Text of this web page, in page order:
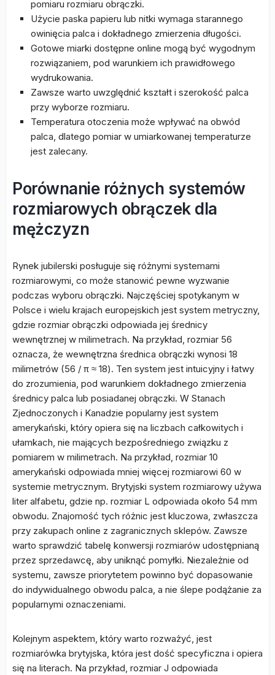
pomiaru rozmiaru obrączki.
Użycie paska papieru lub nitki wymaga starannego
owinięcia palca i dokładnego zmierzenia długości.
Gotowe miarki dostępne online mogą być wygodnym
rozwiązaniem, pod warunkiem ich prawidłowego
wydrukowania.
Zawsze warto uwzględnić kształt i szerokość palca
przy wyborze rozmiaru.
Temperatura otoczenia może wpływać na obwód
palca, dlatego pomiar w umiarkowanej temperaturze
jest zalecany.
Porównanie różnych systemów
rozmiarowych obrączek dla
mężczyzn
Rynek jubilerski posługuje się różnymi systemami
rozmiarowymi, co może stanowić pewne wyzwanie
podczas wyboru obrączki. Najczęściej spotykanym w
Polsce i wielu krajach europejskich jest system metryczny,
gdzie rozmiar obrączki odpowiada jej średnicy
wewnętrznej w milimetrach. Na przykład, rozmiar 56
oznacza, że wewnętrzna średnica obrączki wynosi 18
milimetrów (56 / π ≈ 18). Ten system jest intuicyjny i łatwy
do zrozumienia, pod warunkiem dokładnego zmierzenia
średnicy palca lub posiadanej obrączki. W Stanach
Zjednoczonych i Kanadzie popularny jest system
amerykański, który opiera się na liczbach całkowitych i
ułamkach, nie mających bezpośredniego związku z
pomiarem w milimetrach. Na przykład, rozmiar 10
amerykański odpowiada mniej więcej rozmiarowi 60 w
systemie metrycznym. Brytyjski system rozmiarowy używa
liter alfabetu, gdzie np. rozmiar L odpowiada około 54 mm
obwodu. Znajomość tych różnic jest kluczowa, zwłaszcza
przy zakupach online z zagranicznych sklepów. Zawsze
warto sprawdzić tabelę konwersji rozmiarów udostępnianą
przez sprzedawcę, aby uniknąć pomyłki. Niezależnie od
systemu, zawsze priorytetem powinno być dopasowanie
do indywidualnego obwodu palca, a nie ślepe podążanie za
popularnymi oznaczeniami.
Kolejnym aspektem, który warto rozważyć, jest
rozmiarówka brytyjska, która jest dość specyficzna i opiera
się na literach. Na przykład, rozmiar J odpowiada